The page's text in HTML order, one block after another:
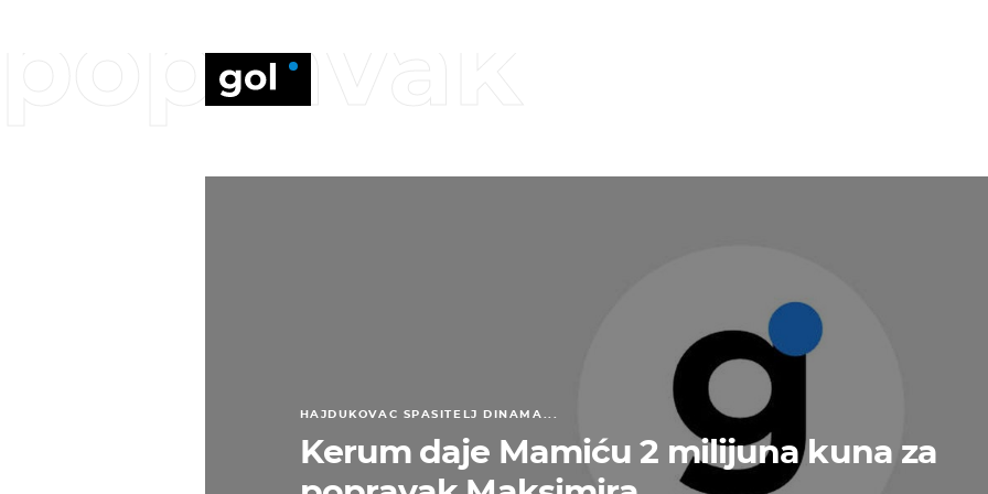
popravak
HAJDUKOVAC SPASITELJ DINAMA...
Kerum daje Mamiću 2 milijuna kuna za